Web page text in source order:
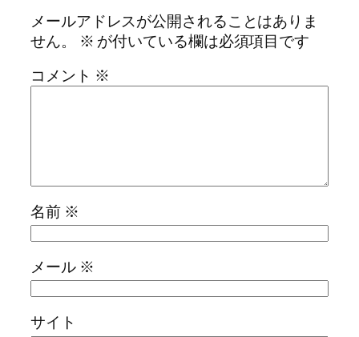
メールアドレスが公開されることはありま
せん。
※ が付いている欄は必須項目です
コメント ※
名前 ※
メール ※
サイト